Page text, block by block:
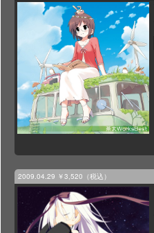
2009.04.29 ￥3,520（税込）